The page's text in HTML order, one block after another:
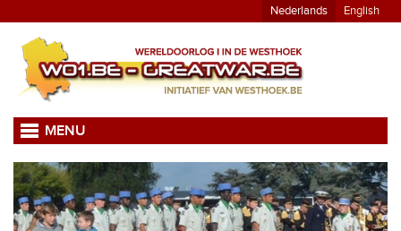
Nederlands English
MENU